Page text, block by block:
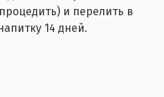
и перелить в
14 дней.